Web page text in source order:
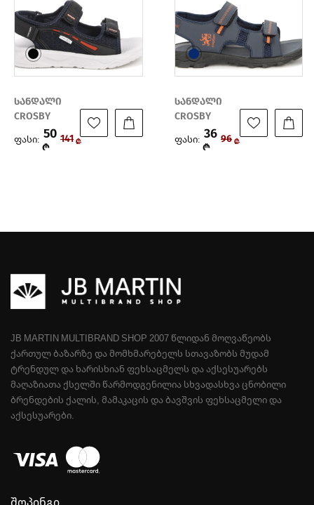
სანდალი
CROSBY
ფასი: 50
₾
141 ₾
სანდალი
CROSBY
ფასი: 36
₾
96 ₾
JB MARTIN MULTIBRAND SHOP 2007 ᲬᲚᲘᲓᲐᲜ ᲛᲝᲦᲕᲐᲬᲔᲝᲑᲡ
ᲥᲐᲠᲗᲣᲚ ᲑᲐᲖᲐᲠᲖᲔ ᲓᲐ ᲛᲝᲛᲮᲛᲐᲠᲔᲑᲔᲚᲡ ᲡᲗᲐᲕᲐᲖᲝᲑᲡ ᲛᲣᲓᲐᲛ
ᲢᲠᲔᲜᲓᲣᲚ ᲓᲐ ᲮᲐᲠᲘᲡᲮᲘᲐᲜ ᲤᲔᲮᲡᲐᲪᲛᲔᲚᲡ ᲓᲐ ᲐᲥᲡᲔᲡᲣᲐᲠᲔᲑᲡ
ᲛᲐᲦᲐᲖᲘᲐᲗᲐ ᲥᲡᲔᲚᲨᲘ ᲬᲐᲠᲛᲝᲓᲒᲔᲜᲘᲚᲘᲐ ᲡᲮᲕᲐᲓᲐᲡᲮᲕᲐ ᲪᲜᲝᲑᲘᲚᲘ
ᲑᲠᲔᲜᲓᲔᲑᲘᲡ ᲥᲐᲚᲘᲡ, ᲛᲐᲛᲐᲙᲐᲪᲘᲡ ᲓᲐ ᲑᲐᲕᲨᲕᲘᲡ ᲤᲔᲮᲡᲐᲪᲛᲔᲚᲘ ᲓᲐ
ᲐᲥᲡᲔᲡᲣᲐᲠᲔᲑᲘ.